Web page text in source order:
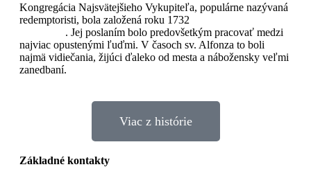
Kongregácia Najsvätejšieho Vykupiteľa, populárne nazývaná
redemptoristi, bola založená roku 1732
. Jej poslaním bolo predovšetkým pracovať medzi
najviac opustenými ľuďmi. V časoch sv. Alfonza to boli
najmä vidiečania, žijúci ďaleko od mesta a nábožensky veľmi
zanedbaní.
Viac z histórie
Základné kontakty